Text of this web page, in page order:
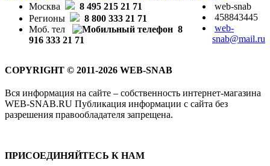
Москва
8 495 215 21 71
Регионы
8 800 333 21 71
Моб. тел
8
916 333 21 71
web-snab
458843445
web-
snab@mail.ru
COPYRIGHT © 2011-2026 WEB-SNAB
Вся информация на сайте – собственность интернет-магазина
WEB-SNAB.RU Публикация информации с сайта без
разрешения правообладателя запрещена.
ПРИСОЕДИНЯЙТЕСЬ К НАМ